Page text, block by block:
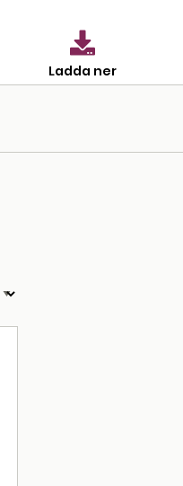
Ladda ner